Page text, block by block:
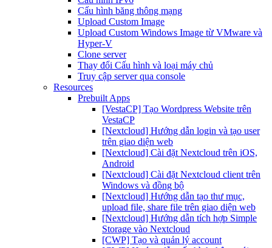
Cấu hình băng thông mạng
Upload Custom Image
Upload Custom Windows Image từ VMware và
Hyper-V
Clone server
Thay đổi Cấu hình và loại máy chủ
Truy cập server qua console
Resources
Prebuilt Apps
[VestaCP] Tạo Wordpress Website trên
VestaCP
[Nextcloud] Hướng dẫn login và tạo user
trên giao diện web
[Nextcloud] Cài đặt Nextcloud trên iOS,
Android
[Nextcloud] Cài đặt Nextcloud client trên
Windows và đồng bộ
[Nextcloud] Hướng dẫn tạo thư mục,
upload file, share file trên giao diện web
[Nextcloud] Hướng dẫn tích hợp Simple
Storage vào Nextcloud
[CWP] Tạo và quản lý account